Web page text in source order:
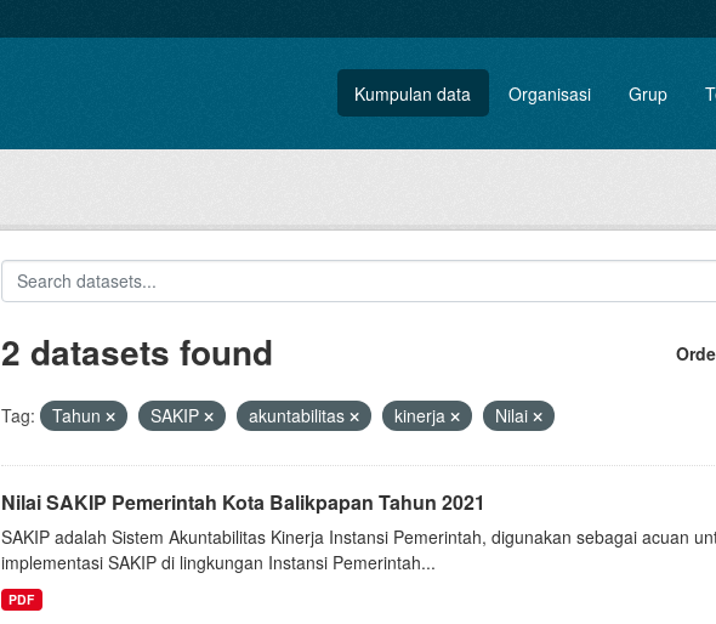
Kumpulan data Organisasi Grup
2 datasets found
Tag: Tahun SAKIP akuntabilitas kinerja Nilai
Nilai SAKIP Pemerintah Kota Balikpapan Tahun 2021
SAKIP adalah Sistem Akuntabilitas Kinerja Instansi Pemerintah, digunakan sebagai acuan
implementasi SAKIP di lingkungan Instansi Pemerintah...
PDF